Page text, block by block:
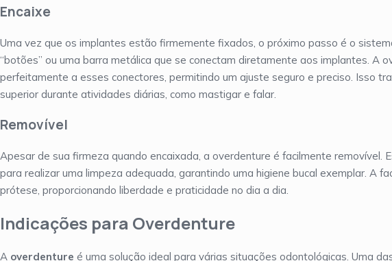
Encaixe
Uma vez que os implantes estão firmemente fixados, o próximo passo é o
“botões” ou uma barra metálica que se conectam diretamente aos implantes. A
perfeitamente a esses conectores, permitindo um ajuste seguro e preciso. Isso
superior durante atividades diárias, como mastigar e falar.
Removível
Apesar de sua firmeza quando encaixada, a overdenture é facilmente removível.
para realizar uma limpeza adequada, garantindo uma higiene bucal exemplar. A
prótese, proporcionando liberdade e praticidade no dia a dia.
Indicações para Overdenture
A overdenture é uma solução ideal para várias situações odontológicas. Uma